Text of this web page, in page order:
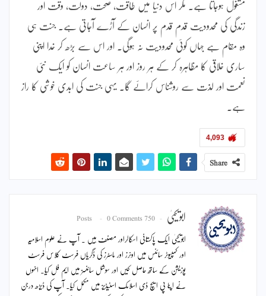
مشغول ہوجاتا ہے۔ مگر اس دنیا میں طاقت، صحت، دولت، وقت اور
زندگی کی محدودیت قدم قدم پر انسان کے آڑے آجاتی ہے۔ جنت ہی
وہ مقام ہے جہاں کوئی محدودیت نہ ہوگی۔ اور اس سے بڑھ کر خدا اپنی
ساری خلاقی کا مظاہرہ کر کے ہر روز اور ہر ساعت انسان کو ایک نئی
نعمت اور لذت سے روشناس کرائے گا۔ یہی جنت کی ابدی خوشی کا راز
ہے۔
4,093
Share
ابویحییٰ 750 Posts
0 Comments
ابویحییٰ ایک پاکستانی اسکالراور مصنف ہیں ۔ آپ نے علوم اسلامیہ
اور کمپیوٹر سائنس میں اونرز اور ماسٹرز کی ڈگریاں فرسٹ کلاس فرسٹ
پوزیشن کے ساتھ حاصل کیں اور سوشل سائنسز میں ایم فل کیا۔ انہوں
نے اپنا پی ایچ ڈی اسلامک اسٹیڈیز میں مکمل کیا۔ آپ کی ڈیڑھ درجن